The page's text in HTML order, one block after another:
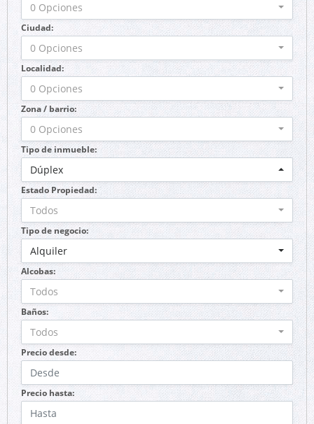
0 Opciones
Ciudad:
0 Opciones
Localidad:
0 Opciones
Zona / barrio:
0 Opciones
Tipo de inmueble:
Dúplex
Estado Propiedad:
Todos
Tipo de negocio:
Alquiler
Alcobas:
Todos
Baños:
Todos
Precio desde:
Precio hasta: